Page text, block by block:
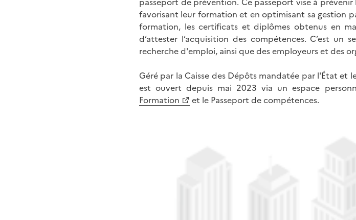
favorisant leur formation et en optimisant sa gestion
formation, les certificats et diplômes obtenus en
d’attester l’acquisition des compétences. C’est un
recherche d'emploi, ainsi que des employeurs et des
Géré par la Caisse des Dépôts mandatée par l'État et
est ouvert depuis mai 2023 via un espace
Formation
et le Passeport de compétences.